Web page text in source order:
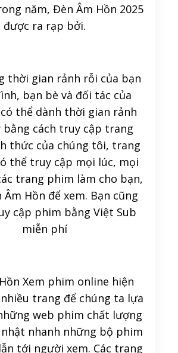
năm, Đèn Âm Hồn 2025
được ra rạp bởi.
thời gian rảnh rỗi của bạn
bạn bè và đối tác của
thể dành thời gian rảnh
bằng cách truy cập trang
thức của chúng tôi, trang
thể truy cập mọi lúc, mọi
trang phim làm cho bạn,
Hồn để xem. Bạn cũng
cập phim bằng Việt Sub
miễn phí
Xem phim online hiện
trang để chúng ta lựa
web phim chất lượng
nhật nhanh những bộ phim
tới người xem. Các trang